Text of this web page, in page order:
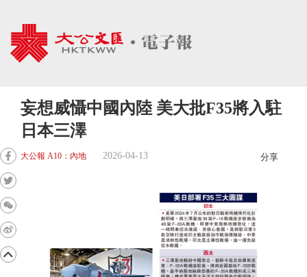
妄想威懾中國內陸 美大批F35將入駐
日本三澤
大公報 A10：內地 2026-04-13 分享